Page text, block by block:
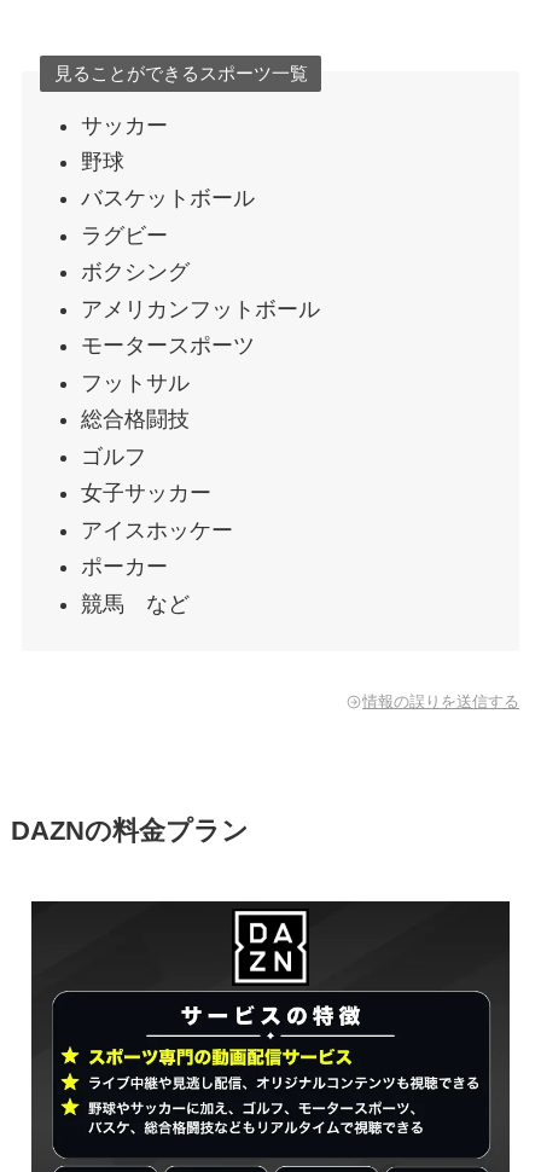
見ることができるスポーツ一覧
サッカー
野球
バスケットボール
ラグビー
ボクシング
アメリカンフットボール
モータースポーツ
フットサル
総合格闘技
ゴルフ
女子サッカー
アイスホッケー
ポーカー
競馬 など
情報の誤りを送信する
DAZNの料金プラン